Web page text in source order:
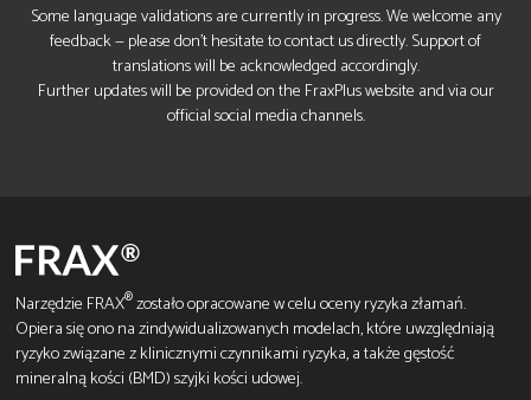
Some language validations are currently in progress. We welcome any
feedback — please don’t hesitate to contact us directly. Support of
translations will be acknowledged accordingly.
Further updates will be provided on the FraxPlus website and via our
official social media channels.
Narzędzie FRAX®zostało opracowane w celu oceny ryzyka złamań.
Opiera się ono na zindywidualizowanych modelach, które uwzględniają
ryzyko związane z klinicznymi czynnikami ryzyka, a także gęstość
mineralną kości (BMD) szyjki kości udowej.